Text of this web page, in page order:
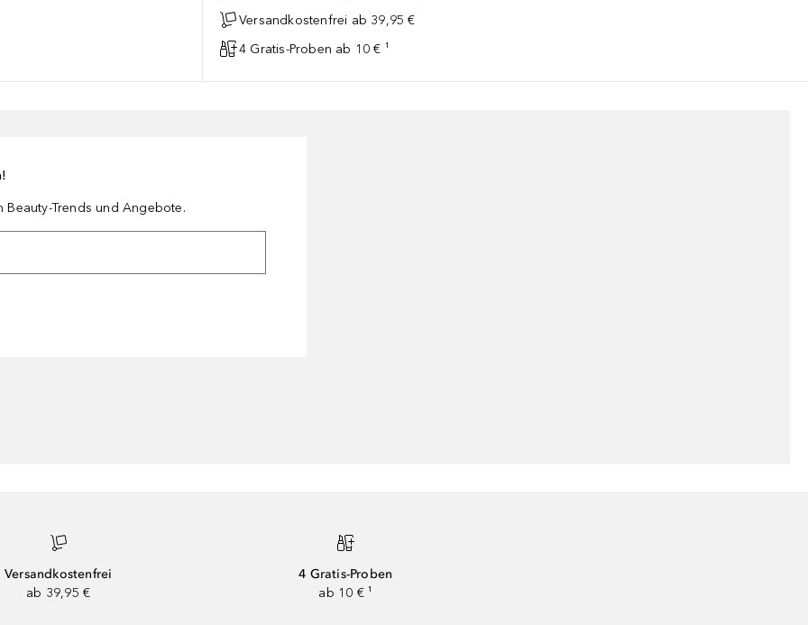
Versandkostenfrei ab 39,95 €
4 Gratis-Proben ab 10 € ¹
Trends und Angebote.
Versandkostenfrei
ab 39,95 €
4 Gratis-Proben
ab 10 € ¹